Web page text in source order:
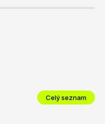
Celý seznam